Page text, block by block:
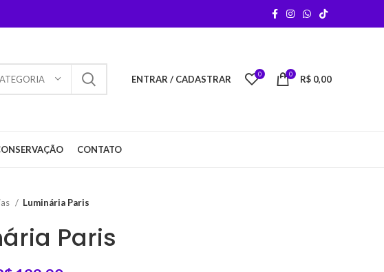
ENTRAR / CADASTRAR 0 0 R$ 0,00
CONTATO
Luminária Paris
Paris